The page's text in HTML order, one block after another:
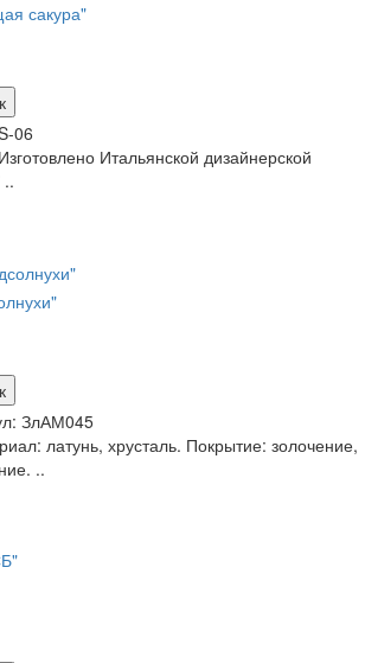
сакура"
06
Итальянской дизайнерской
..
ЗлАМ045
латунь, хрусталь. Покрытие: золочение,
..